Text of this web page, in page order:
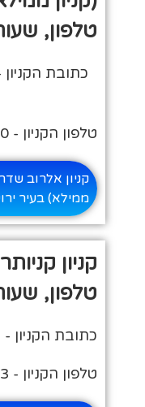
טלפון,
כתובת
טלפון הקניון - 02-6360000
קניון אלרוב
ממילא) בעיר
קניון
טלפון,
כתובת הקניון -
טלפון הקניון - 08-9400653